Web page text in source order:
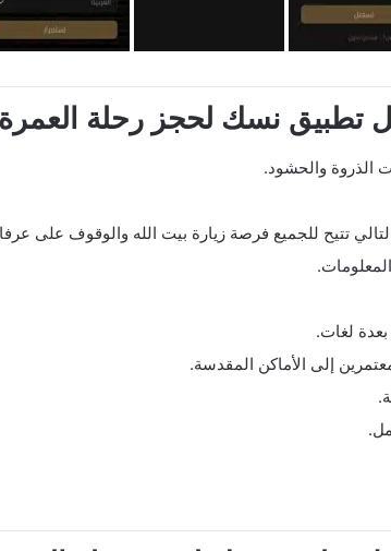
تطبيق نسك لحجز رحلة العمرة
الذروة والحشود.
تتيح للجميع فرصة زيارة بيت الله والوقوف على
لغات.
إلى الأماكن المقدسة.